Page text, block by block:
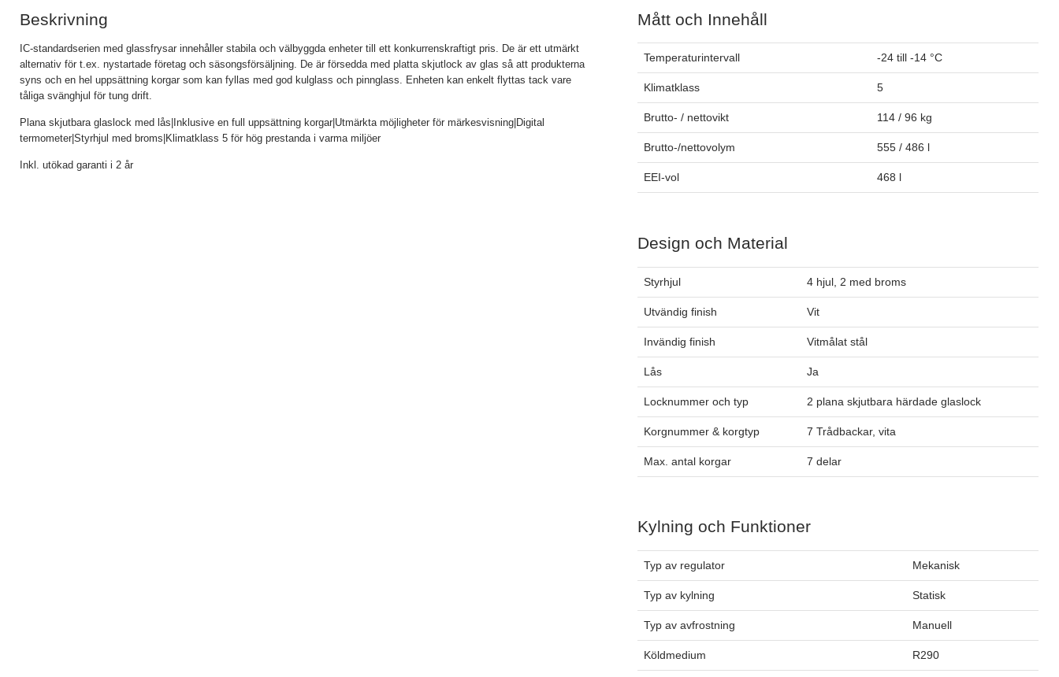
Beskrivning
IC-standardserien med glassfrysar innehåller stabila och välbyggda enheter till ett konkurrenskraftigt pris. De är ett utmärkt
alternativ för t.ex. nystartade företag och säsongsförsäljning. De är försedda med platta skjutlock av glas så att produkterna
syns och en hel uppsättning korgar som kan fyllas med god kulglass och pinnglass. Enheten kan enkelt flyttas tack vare
tåliga svänghjul för tung drift.
Plana skjutbara glaslock med lås|Inklusive en full uppsättning korgar|Utmärkta möjligheter för märkesvisning|Digital
termometer|Styrhjul med broms|Klimatklass 5 för hög prestanda i varma miljöer
Inkl. utökad garanti i 2 år
Mått och Innehåll
Temperaturintervall -24 till -14 °C
Klimatklass 5
Brutto- / nettovikt 114 / 96 kg
Brutto-/nettovolym 555 / 486 l
EEI-vol 468 l
Design och Material
Styrhjul 4 hjul, 2 med broms
Utvändig finish Vit
Invändig finish Vitmålat stål
Lås Ja
Locknummer och typ 2 plana skjutbara härdade glaslock
Korgnummer & korgtyp 7 Trådbackar, vita
Max. antal korgar 7 delar
Kylning och Funktioner
Typ av regulator Mekanisk
Typ av kylning Statisk
Typ av avfrostning Manuell
Köldmedium R290